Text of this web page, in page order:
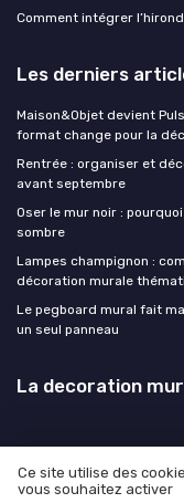
Comment intégrer
Les derniers
Maison&Objet devient
format change pour la
Rentrée : organiser et
avant septembre
Oser le mur noir :
sombre
Lampes champignon :
décoration murale
Le pegboard mural fait
un seul panneau
La decoration
Mentions
Ce site utilise des
vous souhaitez activer